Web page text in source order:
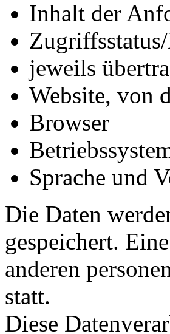
Inhalt der
jeweils
Website, von
Browser
Sprache und
Die Daten
gespeichert.
anderen
statt.
Diese